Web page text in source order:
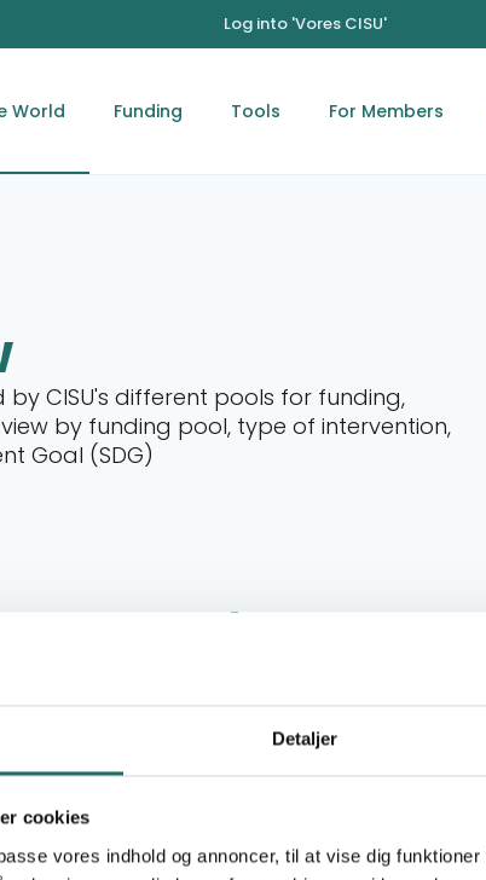
Detaljer
cookies
vores indhold og annoncer, til at vise dig
Log into 'Vores CISU'
World Funding Tools For Members
CISU's different pools for funding,
by funding pool, type of intervention,
Goal (SDG)
Type
SDGs
fra?